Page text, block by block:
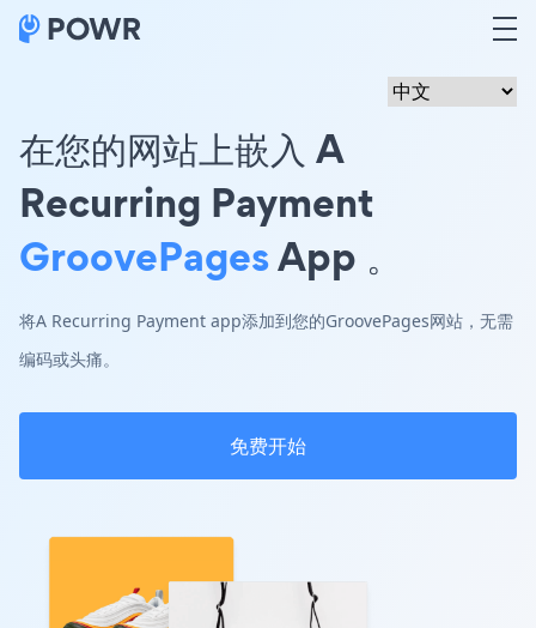
在您的网站上嵌入 A
Recurring Payment
GroovePagesApp 。
将A Recurring Payment app添加到您的GroovePages网站，无需
编码或头痛。
免费开始